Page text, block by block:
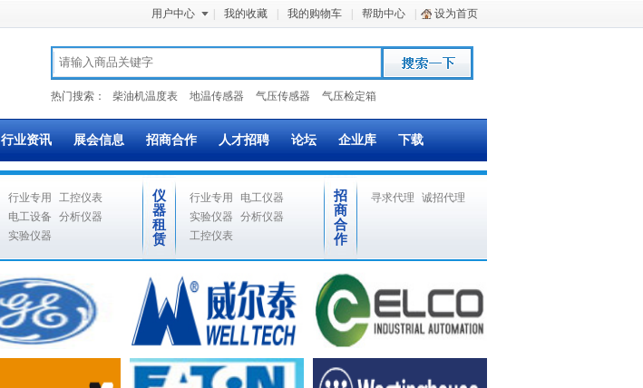
用户中心 我的收藏 我的购物车 帮助中心 设为首页
热门搜索： 柴油机温度表 地温传感器 气压传感器 气压检定箱
行业资讯 展会信息 招商合作 人才招聘 论坛 企业库 下载
行业专用
工控仪表
电工设备
分析仪器
实验仪器
仪
器
租
赁
行业专用
电工仪器
实验仪器
分析仪器
工控仪表
招
商
合
作
寻求代理 诚招代理